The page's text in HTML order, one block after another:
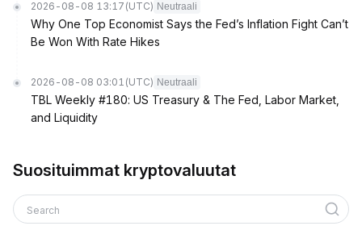
2026-08-08 13:17 (UTC) Neutraali
Why One Top Economist Says the Fed’s Inflation Fight Can’t
Be Won With Rate Hikes
2026-08-08 03:01 (UTC) Neutraali
TBL Weekly #180: US Treasury & The Fed, Labor Market,
and Liquidity
Suosituimmat kryptovaluutat
Search